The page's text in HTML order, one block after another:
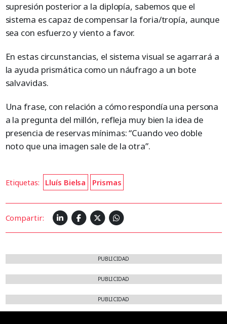
supresión posterior a la diplopía, sabemos que el
sistema es capaz de compensar la foria/tropía, aunque
sea con esfuerzo y viento a favor.
En estas circunstancias, el sistema visual se agarrará a
la ayuda prismática como un náufrago a un bote
salvavidas.
Una frase, con relación a cómo respondía una persona
a la pregunta del millón, refleja muy bien la idea de
presencia de reservas mínimas: “Cuando veo doble
noto que una imagen sale de la otra”.
Etiquetas: Lluís Bielsa Prismas
Compartir:
PUBLICIDAD
PUBLICIDAD
PUBLICIDAD